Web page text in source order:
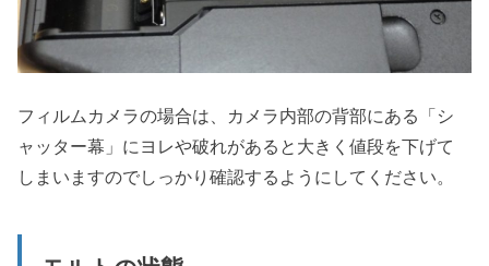
フィルムカメラの場合は、カメラ内部の背部にある「シ
ャッター幕」にヨレや破れがあると大きく値段を下げて
しまいますのでしっかり確認するようにしてください。